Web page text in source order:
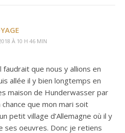
À 10 H 46 MIN
faudrait que nous y allions en
allée il y bien longtemps en
maison de Hunderwasser par
chance que mon mari soit
petit village d’Allemagne où il y
ses oeuvres. Donc je retiens